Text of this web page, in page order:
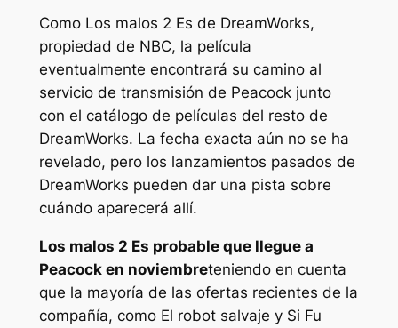
Como Los malos 2 Es de DreamWorks,
propiedad de NBC, la película
eventualmente encontrará su camino al
servicio de transmisión de Peacock junto
con el catálogo de películas del resto de
DreamWorks. La fecha exacta aún no se ha
revelado, pero los lanzamientos pasados de
DreamWorks pueden dar una pista sobre
cuándo aparecerá allí.
Los malos 2 Es probable que llegue a
Peacock en noviembreteniendo en cuenta
que la mayoría de las ofertas recientes de la
compañía, como El robot salvaje y Si Fu